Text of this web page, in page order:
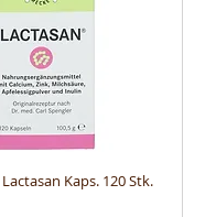
Kaps. 120 Stk.